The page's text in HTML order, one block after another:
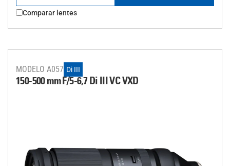
Comparar lentes
MODELO A057 Di III
150-500 mm F/5-6,7 Di IIIVC VXD